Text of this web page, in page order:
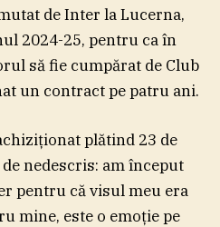
de Inter la Lucerna,
2024-25, pentru ca în
să fie cumpărat de Club
un contract pe patru ani.
plătind 23 de
nedescris: am început
pentru că visul meu era
mine, este o emoţie pe